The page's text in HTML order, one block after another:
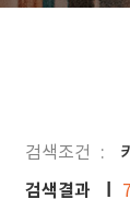
검색조건
검색결과 7